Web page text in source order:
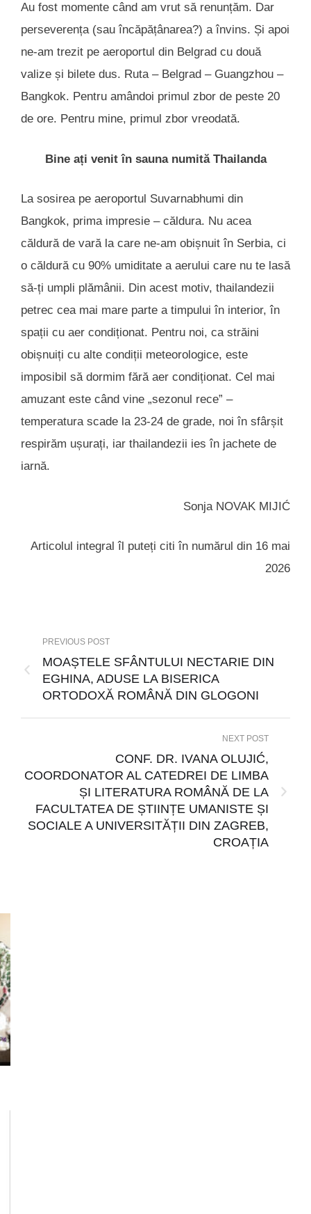
Au fost momente când am vrut să renunțăm. Dar
perseverența (sau încăpățânarea?) a învins. Și apoi
ne-am trezit pe aeroportul din Belgrad cu două
valize și bilete dus. Ruta – Belgrad – Guangzhou –
Bangkok. Pentru amândoi primul zbor de peste 20
de ore. Pentru mine, primul zbor vreodată.
Bine ați venit în sauna numită Thailanda
La sosirea pe aeroportul Suvarnabhumi din
Bangkok, prima impresie – căldura. Nu acea
căldură de vară la care ne-am obișnuit în Serbia, ci
o căldură cu 90% umiditate a aerului care nu te lasă
să-ți umpli plămânii. Din acest motiv, thailandezii
petrec cea mai mare parte a timpului în interior, în
spații cu aer condiționat. Pentru noi, ca străini
obișnuiți cu alte condiții meteorologice, este
imposibil să dormim fără aer condiționat. Cel mai
amuzant este când vine „sezonul rece” –
temperatura scade la 23-24 de grade, noi în sfârșit
respirăm ușurați, iar thailandezii ies în jachete de
iarnă.
Sonja NOVAK MIJIĆ
Articolul integral îl puteți citi în numărul din 16 mai
2026
PREVIOUS POST
MOAȘTELE SFÂNTULUI NECTARIE DIN
EGHINA, ADUSE LA BISERICA
ORTODOXĂ ROMÂNĂ DIN GLOGONI
NEXT POST
CONF. DR. IVANA OLUJIĆ,
COORDONATOR AL CATEDREI DE LIMBA
ȘI LITERATURA ROMÂNĂ DE LA
FACULTATEA DE ȘTIINȚE UMANISTE ȘI
SOCIALE A UNIVERSITĂȚII DIN ZAGREB,
CROAȚIA